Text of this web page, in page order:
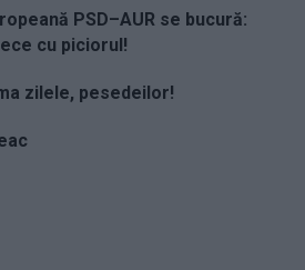
PSD–AUR se bucură:
cu piciorul!
zilele, pesedeilor!